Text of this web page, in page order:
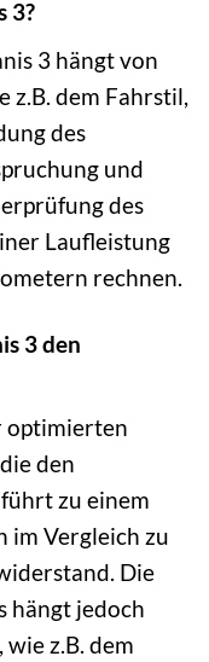
3?
3 hängt von
z.B. dem Fahrstil,
des
und
des
Laufleistung
rechnen.
3 den
optimierten
den
zu einem
im Vergleich zu
Die
hängt jedoch
z.B. dem